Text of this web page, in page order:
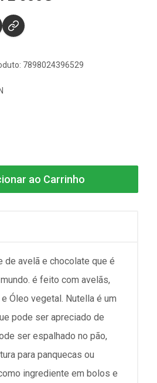
7898024396529
ao Carrinho
de avelã e chocolate que é
é feito com avelãs,
Óleo vegetal. Nutella é um
pode ser apreciado de
ser espalhado no pão,
para panquecas ou
ingrediente em bolos e